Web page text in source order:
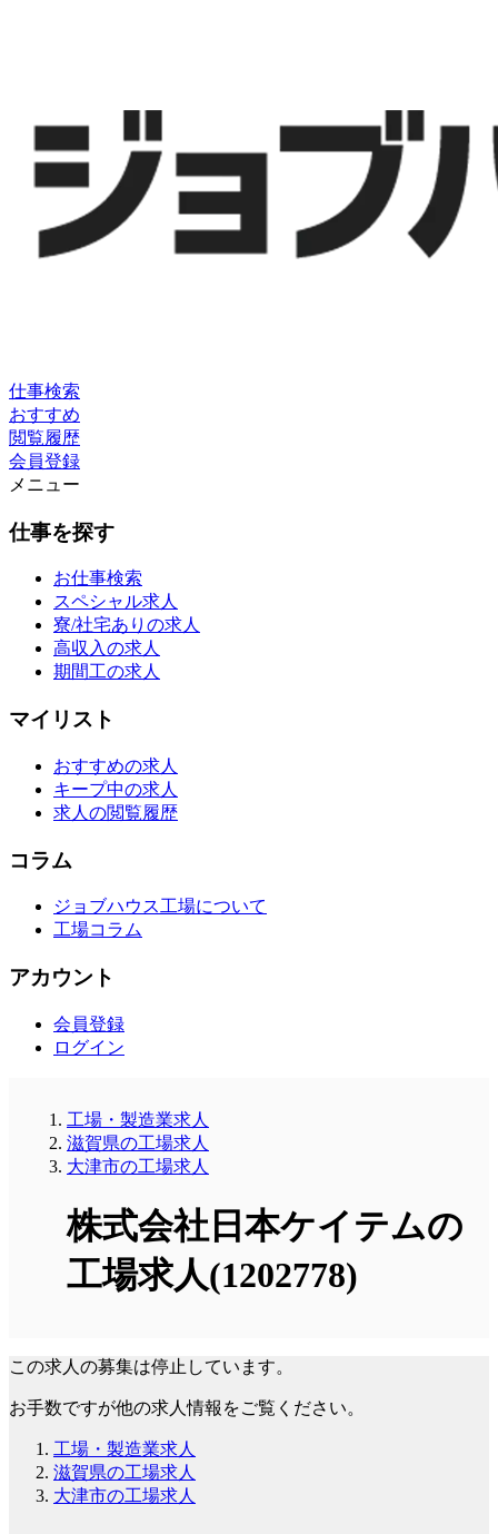
仕事検索
おすすめ
閲覧履歴
会員登録
メニュー
仕事を探す
お仕事検索
スペシャル求人
寮/社宅ありの求人
高収入の求人
期間工の求人
マイリスト
おすすめの求人
キープ中の求人
求人の閲覧履歴
コラム
ジョブハウス工場について
工場コラム
アカウント
会員登録
ログイン
工場・製造業求人
滋賀県の工場求人
大津市の工場求人
株式会社日本ケイテムの
工場求人(1202778)
この求人の募集は停止しています。
お手数ですが他の求人情報をご覧ください。
工場・製造業求人
滋賀県の工場求人
大津市の工場求人